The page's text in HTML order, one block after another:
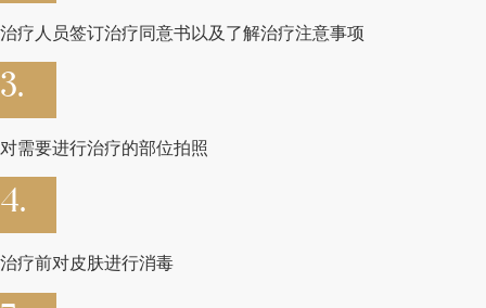
治疗人员签订治疗同意书以及了解治疗注意事项
3.
对需要进行治疗的部位拍照
4.
治疗前对皮肤进行消毒